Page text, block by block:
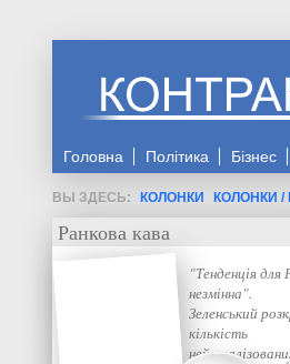
Головна Політика Бізнес
КОЛОНКИ
КОЛОНКИ /
Ранкова кава
"Тенденція для
незмінна".
Зеленський
кількість